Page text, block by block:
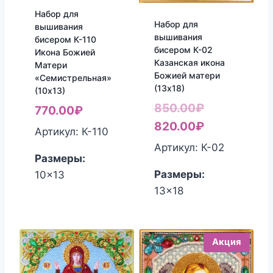
Набор для
вышивания
бисером К-110
Икона Божией
Матери
«Семистрельная»
(10х13)
770.00₽
Артикул: К-110
Размеры:
10x13
Набор для
вышивания
бисером К-02
Казанская икона
Божией матери
(13х18)
850.00₽
цена
составляла
820.00₽Текущая
цена:
Артикул: К-02
Размеры:
13x18
Акция